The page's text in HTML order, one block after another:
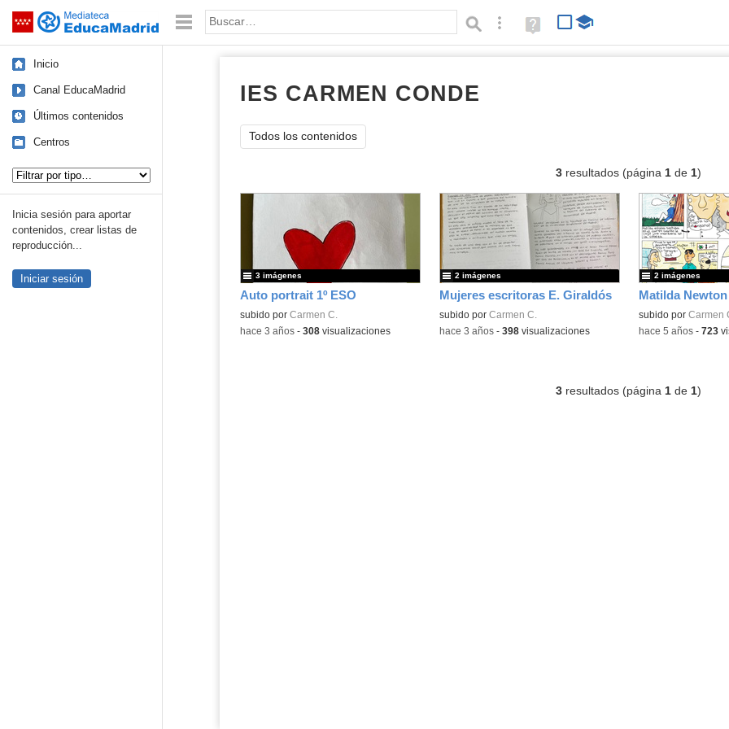
Saltar navegación Palabra o frase: Búsqueda avanzada
Ayuda
(en
Inicio
Canal EducaMadrid
Últimos contenidos
Centros
Inicia sesión para aportar
contenidos, crear listas de
reproducción...
Iniciar sesión
IES CARMEN CONDE
Todos los contenidos
3resultados (página 1de 1)
Auto portrait 1º ESO
subido por Carmen C.
3 imágenes
-hace 3 años- 308visualizaciones
Mujeres escritoras E. Giraldós
subido por Carmen C.
2 imágenes
-hace 3 años- 398visualizaciones
subido por Carmen
2 imágenes
-hace 5 años- 723
3resultados (página 1de 1)